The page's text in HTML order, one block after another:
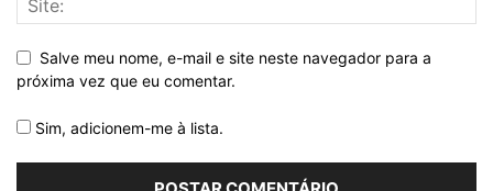
Salve meu nome, e-mail e site neste navegador para a
próxima vez que eu comentar.
Sim, adicionem-me à lista.